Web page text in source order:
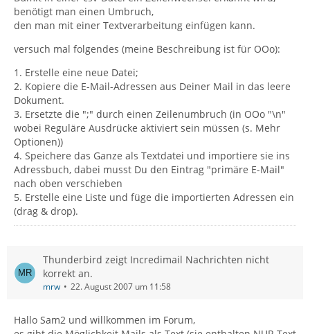
benötigt man einen Umbruch,
den man mit einer Textverarbeitung einfügen kann.
versuch mal folgendes (meine Beschreibung ist für OOo):
1. Erstelle eine neue Datei;
2. Kopiere die E-Mail-Adressen aus Deiner Mail in das leere
Dokument.
3. Ersetzte die ";" durch einen Zeilenumbruch (in OOo "\n"
wobei Reguläre Ausdrücke aktiviert sein müssen (s. Mehr
Optionen))
4. Speichere das Ganze als Textdatei und importiere sie ins
Adressbuch, dabei musst Du den Eintrag "primäre E-Mail"
nach oben verschieben
5. Erstelle eine Liste und füge die importierten Adressen ein
(drag & drop).
Thunderbird zeigt Incredimail Nachrichten nicht
korrekt an.
mrw 22. August 2007 um 11:58
Hallo Sam2 und willkommen im Forum,